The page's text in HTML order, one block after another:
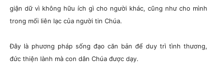
giận dữ vì không hữu ích gì cho người khác, cũng như cho mình
trong mối liên lạc của người tin Chúa.
Đây là phương pháp sống đạo căn bản để duy trì tình thương,
đức thiện lành mà con dân Chúa được dạy.